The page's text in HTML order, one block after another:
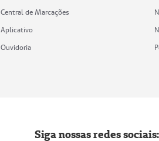
Central de Marcações
Aplicativo
Ouvidoria
Siga nossas redes sociais: